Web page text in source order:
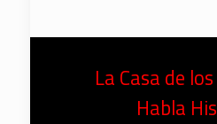
La Casa de
Habla